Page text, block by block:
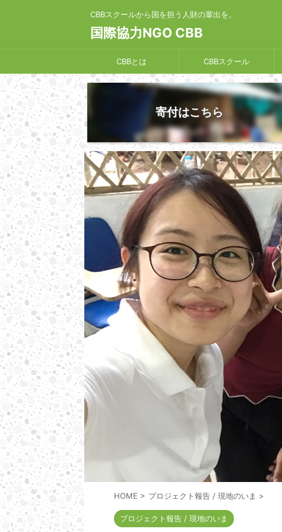
CBBスクールから国を担う人財の輩出を。
国際協力NGO CBB
CBBとは CBBスクール
寄付はこちら
HOME > プロジェクト報告 / 現地のいま >
プロジェクト報告 / 現地のいま